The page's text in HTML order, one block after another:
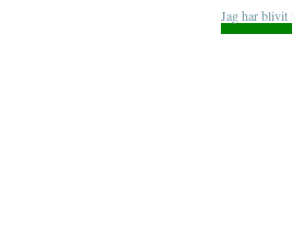
Jag har blivit